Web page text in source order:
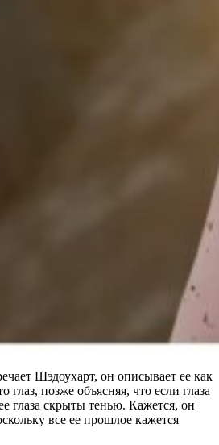
Шэдоухарт, он описывает ее как
позже объясняя, что если глаза
глаза скрыты тенью. Кажется, он
все ее прошлое кажется